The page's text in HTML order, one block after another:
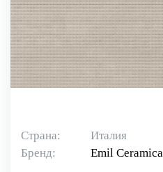
Страна:
Италия
Бренд:
Emil Ceramica